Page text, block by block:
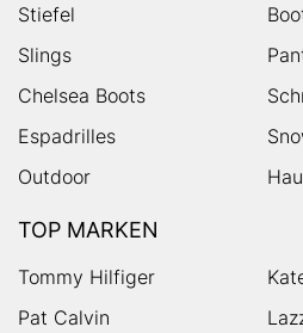
Stiefel
Slings
Chelsea Boots
Espadrilles
Outdoor
TOP MARKEN
Tommy Hilfiger
Pat Calvin